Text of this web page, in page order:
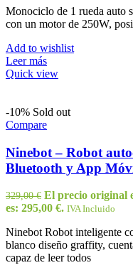
Monociclo de 1 rueda auto
con un motor de 250W,
Add to wishlist
Leer más
Quick view
-10% Sold out
Compare
Ninebot – Robot
Bluetooth y App
329,00€ El precio original
es: 295,00 €. IVA Incluido
Ninebot Robot inteligente
blanco diseño graffity,
capaz de leer todos